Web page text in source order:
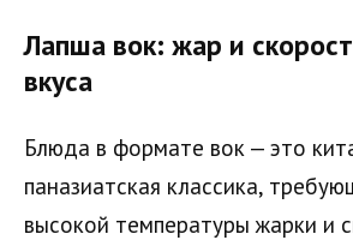
Лапша вок: жар и
вкуса
Блюда в формате вок — это
паназиатская классика,
высокой температуры жарки и